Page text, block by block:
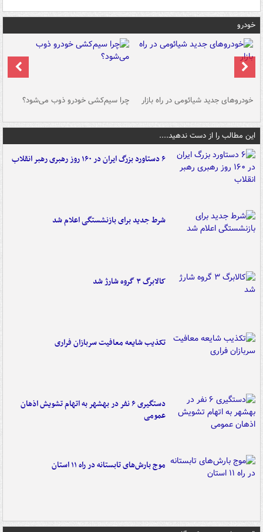
خودرو
خودروهای جدید شیائومی در راه بازار چرا سیم‌کشی خودرو ذوب می‌شود؟
این مطالب را از دست ندهید....
۶ دستاورد بزرگ ایران در ۱۶۰ روز رهبری رهبر انقلاب
شرط جدید برای بازنشستگی اعلام شد
کالابرگ ۳ گروه شارژ شد
تکذیب شایعه معافیت سربازان فراری
دستگیری ۶ نفر در بهشهر به اتهام تشویش اذهان
عمومی
موج بارش‌های تابستانه در راه ۱۱ استان